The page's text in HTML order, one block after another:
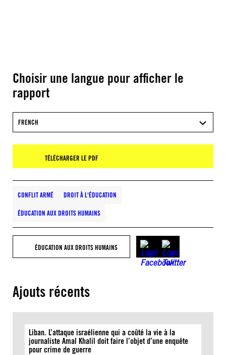
Choisir une langue pour afficher le
rapport
FRENCH
TÉLÉCHARGER LE PDF
CONFLIT ARMÉ DROIT À L'ÉDUCATION
ÉDUCATION AUX DROITS HUMAINS
ÉDUCATION AUX DROITS HUMAINS
Ajouts récents
Liban. L’attaque israélienne qui a coûté la vie à la
journaliste Amal Khalil doit faire l’objet d’une enquête
pour crime de guerre